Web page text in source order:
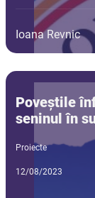
Ioana Revnic
Poveștile
seninul în
Proiecte
12/08/2023